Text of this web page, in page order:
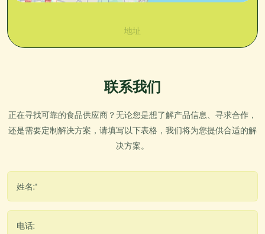
地址
联系我们
正在寻找可靠的食品供应商？无论您是想了解产品信息、寻求合作，
还是需要定制解决方案，请填写以下表格，我们将为您提供合适的解
决方案。